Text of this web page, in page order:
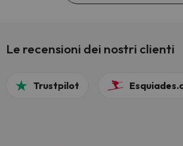
Le recensioni dei nostri clienti
Trustpilot